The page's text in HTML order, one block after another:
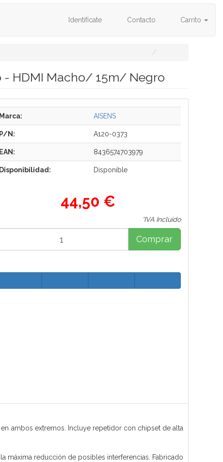
Identifícate Contacto Carrito
- HDMI Macho/ 15m/ Negro
Marca: AISENS
P/N: A120-0373
EAN: 8436574703979
Disponibilidad: Disponible
44,50 €
*IVA Incluido
Comprar
ambos extremos. Incluye repetidor con chipset de alta
máxima reducción de posibles interferencias. Fabricado